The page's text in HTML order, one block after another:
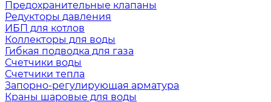
Предохранительные клапаны
Редукторы давления
ИБП для котлов
Коллекторы для воды
Гибкая подводка для газа
Счетчики воды
Счетчики тепла
Запорно-регулирующая арматура
Краны шаровые для воды